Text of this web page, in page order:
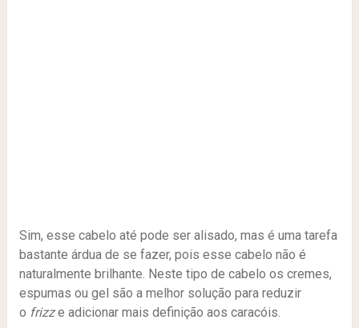
Sim, esse cabelo até pode ser alisado, mas é uma tarefa
bastante árdua de se fazer, pois esse cabelo não é
naturalmente brilhante. Neste tipo de cabelo os cremes,
espumas ou gel são a melhor solução para reduzir
o frizze adicionar mais definição aos caracóis.